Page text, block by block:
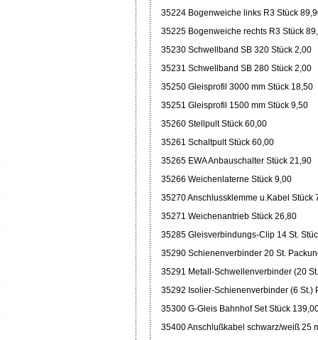
35224 Bogenweiche links R3 Stück
35225 Bogenweiche rechts R3 Stück
35230 Schwellband SB 320 Stück 2,00
35231 Schwellband SB 280 Stück 2,00
35250 Gleisprofil 3000 mm Stück 18,50
35251 Gleisprofil 1500 mm Stück 9,50
35260 Stellpult Stück 60,00
35261 Schaltpult Stück 60,00
35265 EWA Anbauschalter Stück 21,90
35266 Weichenlaterne Stück 9,00
35270 Anschlussklemme u.Kabel Stück
35271 Weichenantrieb Stück 26,80
35285 Gleisverbindungs-Clip 14 St.
35290 Schienenverbinder 20 St.
35291 Metall-Schwellenverbinder (20
35292 Isolier-Schienenverbinder (6 St.)
35300 G-Gleis Bahnhof Set Stück
35400 Anschlußkabel schwarz/weiß 25